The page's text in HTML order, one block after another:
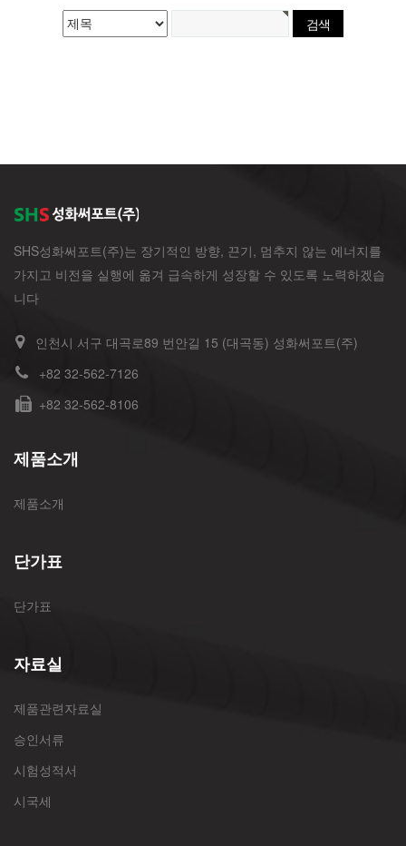
SHS성화써포트(주)는 장기적인 방향, 끈기, 멈추지 않는 에너지를
가지고 비전을 실행에 옮겨 급속하게 성장할 수 있도록 노력하겠습
니다
인천시 서구 대곡로89 번안길 15 (대곡동) 성화써포트(주)
+82 32-562-7126
+82 32-562-8106
제품소개
제품소개
단가표
단가표
자료실
제품관련자료실
승인서류
시험성적서
시국세